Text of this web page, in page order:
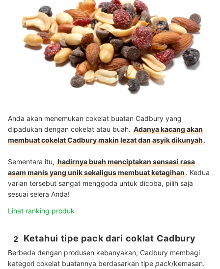
Anda akan menemukan cokelat buatan Cadbury yang
dipadukan dengan cokelat atau buah. Adanya kacang akan
membuat cokelat Cadbury makin lezat dan asyik dikunyah.
Sementara itu, hadirnya buah menciptakan sensasi rasa
asam manis yang unik sekaligus membuat ketagihan. Kedua
varian tersebut sangat menggoda untuk dicoba, pilih saja
sesuai selera Anda!
Lihat ranking produk
2 Ketahui tipe pack dari coklat Cadbury
Berbeda dengan produsen kebanyakan, Cadbury membagi
kategori cokelat buatannya berdasarkan tipe pack/kemasan.